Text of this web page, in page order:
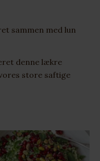
sammen med lun
denne lækre
store saftige